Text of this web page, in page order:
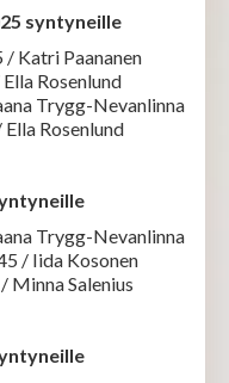
syntyneille
Katri Paananen
Rosenlund
Trygg-Nevanlinna
Rosenlund
Trygg-Nevanlinna
/ Iida Kosonen
Minna Salenius